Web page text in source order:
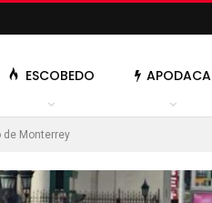
ESCOBEDO APODACA
de Monterrey